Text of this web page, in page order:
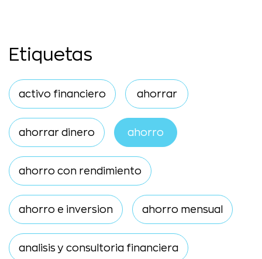
Etiquetas
activo financiero ahorrar
ahorrar dinero ahorro
ahorro con rendimiento
ahorro e inversion ahorro mensual
analisis y consultoria financiera